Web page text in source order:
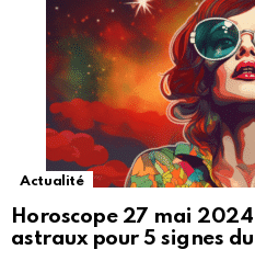
Actualité
Horoscope 27 mai
astraux pour 5 signes